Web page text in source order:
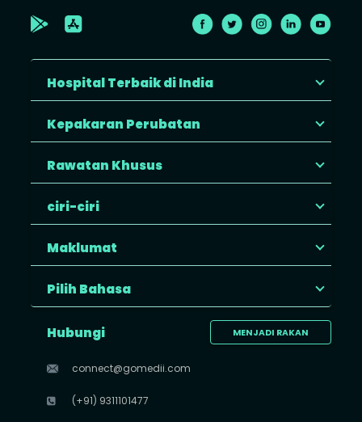
Hospital Terbaik di India
Kepakaran Perubatan
Rawatan Khusus
ciri-ciri
Maklumat
Pilih Bahasa
MENJADI RAKAN
Hubungi
connect@gomedii.com
(+91) 9311101477